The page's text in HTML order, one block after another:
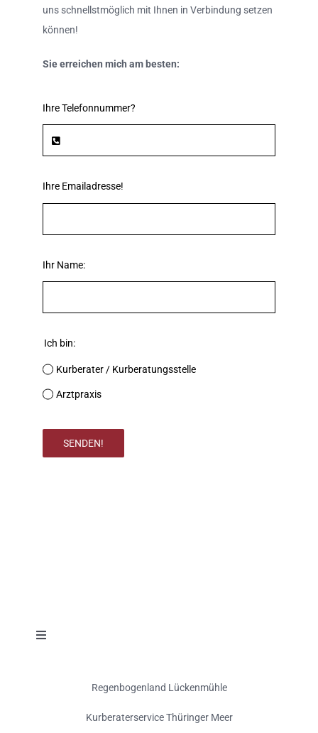
uns schnellstmöglich mit Ihnen in Verbindung setzen
können!
Sie erreichen mich am besten:
Ihre Telefonnummer?
Ihre Emailadresse!
Ihr Name:
Ich bin:
Kurberater / Kurberatungsstelle
Arztpraxis
SENDEN!
Toggle
Datenschutz
Regenbogenland Lückenmühle
Kurberaterservice Thüringer Meer